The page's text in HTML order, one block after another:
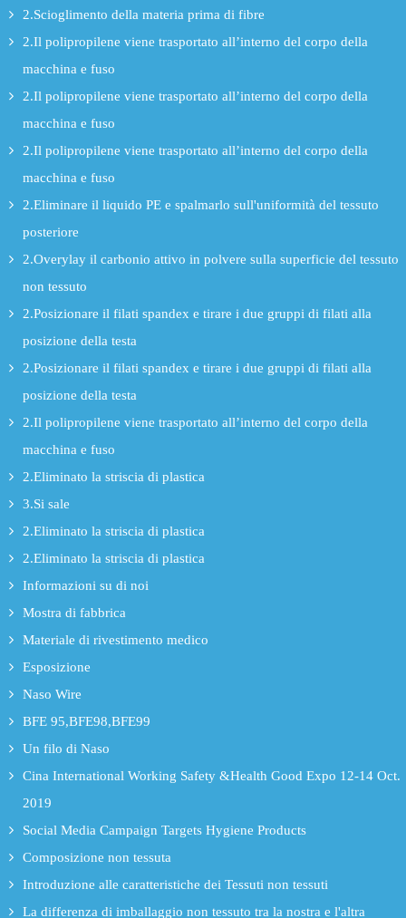
2.Scioglimento della materia prima di fibre
2.Il polipropilene viene trasportato all’interno del corpo della
macchina e fuso
2.Il polipropilene viene trasportato all’interno del corpo della
macchina e fuso
2.Il polipropilene viene trasportato all’interno del corpo della
macchina e fuso
2.Eliminare il liquido PE e spalmarlo sull'uniformità del tessuto
posteriore
2.Overylay il carbonio attivo in polvere sulla superficie del tessuto
non tessuto
2.Posizionare il filati spandex e tirare i due gruppi di filati alla
posizione della testa
2.Posizionare il filati spandex e tirare i due gruppi di filati alla
posizione della testa
2.Il polipropilene viene trasportato all’interno del corpo della
macchina e fuso
2.Eliminato la striscia di plastica
3.Si sale
2.Eliminato la striscia di plastica
2.Eliminato la striscia di plastica
Informazioni su di noi
Mostra di fabbrica
Materiale di rivestimento medico
Esposizione
Naso Wire
BFE 95,BFE98,BFE99
Un filo di Naso
Cina International Working Safety &Health Good Expo 12-14 Oct.
2019
Social Media Campaign Targets Hygiene Products
Composizione non tessuta
Introduzione alle caratteristiche dei Tessuti non tessuti
La differenza di imballaggio non tessuto tra la nostra e l'altra